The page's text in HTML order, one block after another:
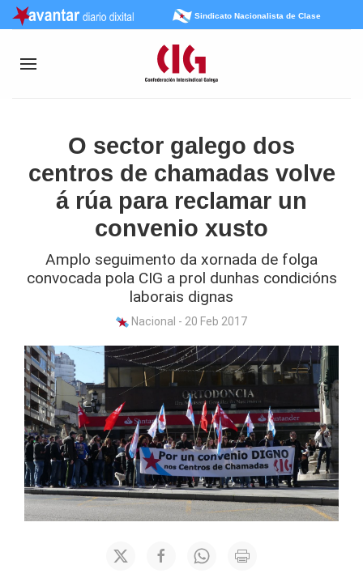
Sindicato Nacionalista de Clase
O sector galego dos
centros de chamadas volve
á rúa para reclamar un
convenio xusto
Amplo seguimento da xornada de folga
convocada pola CIG a prol dunhas condicións
laborais dignas
Nacional - 20 Feb 2017